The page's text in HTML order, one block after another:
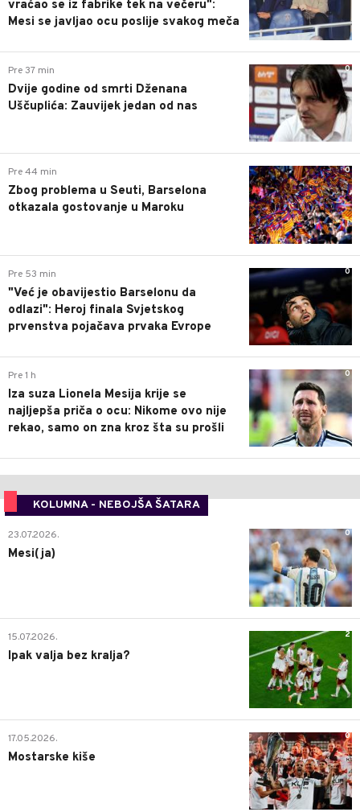
vraćao se iz fabrike tek na večeru":
Mesi se javljao ocu poslije svakog meča
0
Pre 37 min
Dvije godine od smrti Dženana
Uščuplića: Zauvijek jedan od nas
0
Pre 44 min
Zbog problema u Seuti, Barselona
otkazala gostovanje u Maroku
0
Pre 53 min
"Već je obavijestio Barselonu da
odlazi": Heroj finala Svjetskog
prvenstva pojačava prvaka Evrope
0
Pre 1 h
Iza suza Lionela Mesija krije se
najljepša priča o ocu: Nikome ovo nije
rekao, samo on zna kroz šta su prošli
KOLUMNA - NEBOJŠA ŠATARA
0
23.07.2026.
Mesi(ja)
2
15.07.2026.
Ipak valja bez kralja?
0
17.05.2026.
Mostarske kiše